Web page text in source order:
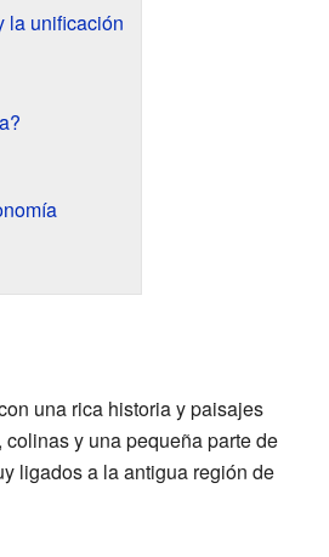
la unificación
una rica historia y paisajes
y una pequeña parte de
ligados a la antigua región de